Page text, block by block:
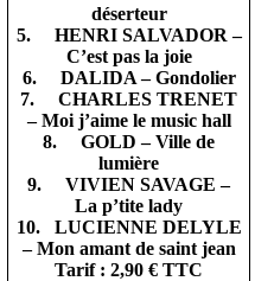
déserteur
5. HENRI SALVADOR –
C’est pas la joie
6. DALIDA – Gondolier
7. CHARLES TRENET
– Moi j’aime le music hall
8. GOLD – Ville de
lumière
9. VIVIEN SAVAGE –
La p’tite lady
10. LUCIENNE DELYLE
– Mon amant de saint jean
Tarif : 2,90 € TTC